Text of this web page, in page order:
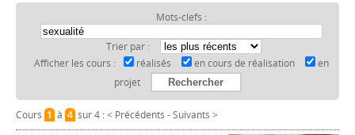
Mots-clefs :
Trier par :
Afficher les cours :
réalisés en cours de réalisation
en
projet
Cours 1à 4sur 4 :< Précédents -Suivants >